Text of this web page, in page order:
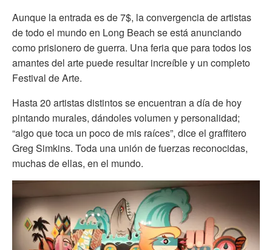
Aunque la entrada es de 7$, la convergencia de artistas
de todo el mundo en Long Beach se está anunciando
como prisionero de guerra. Una feria que para todos los
amantes del arte puede resultar increíble y un completo
Festival de Arte.
Hasta 20 artistas distintos se encuentran a día de hoy
pintando murales, dándoles volumen y personalidad;
“algo que toca un poco de mis raíces”, dice el graffitero
Greg Simkins. Toda una unión de fuerzas reconocidas,
muchas de ellas, en el mundo.